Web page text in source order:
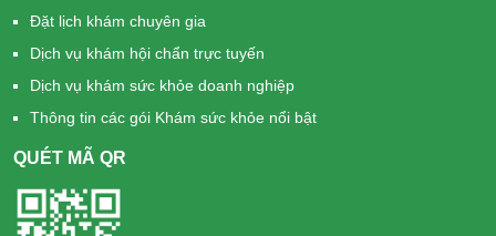
Đặt lịch khám chuyên gia
Dịch vụ khám hội chẩn trực tuyến
Dịch vụ khám sức khỏe doanh nghiệp
Thông tin các gói Khám sức khỏe nổi bật
QUÉT MÃ QR